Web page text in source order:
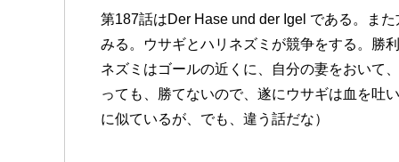
第187話はDer Hase und der Igel である。ま
みる。ウサギとハリネズミが競争をする。勝
ネズミはゴールの近くに、自分の妻をおいて
っても、勝てないので、遂にウサギは血を吐
に似ているが、でも、違う話だな）